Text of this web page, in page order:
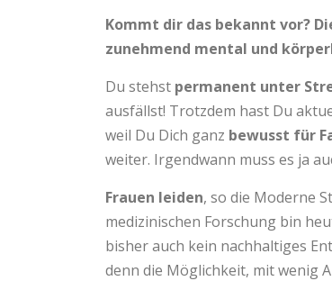
Kommt dir das bekannt vor?
zunehmend mental und
Du stehst permanent unter
ausfällst! Trotzdem hast Du
weil Du Dich ganz bewusst für
weiter. Irgendwann muss es ja
Frauen leiden, so die Moderne
medizinischen Forschung bin
bisher auch kein nachhaltiges
denn die Möglichkeit, mit wenig